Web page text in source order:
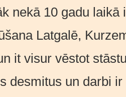
nekā 10 gadu
Latgalē,
it visur vēstot
desmitus un darbi